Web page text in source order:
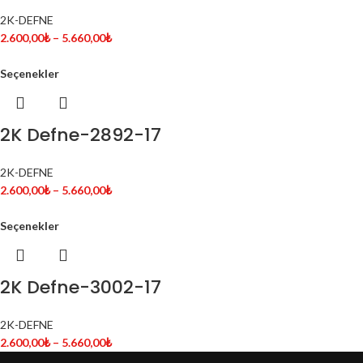
2K-DEFNE
2.600,00₺ – 5.660,00₺
Seçenekler
2K Defne-2892-17
2K-DEFNE
2.600,00₺ – 5.660,00₺
Seçenekler
2K Defne-3002-17
2K-DEFNE
2.600,00₺ – 5.660,00₺